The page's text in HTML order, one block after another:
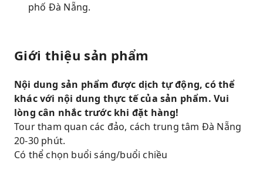
phố Đà Nẵng.
Giới thiệu sản phẩm
Nội dung sản phẩm được dịch tự động, có thể
khác với nội dung thực tế của sản phẩm. Vui
lòng cân nhắc trước khi đặt hàng!
Tour tham quan các đảo, cách trung tâm Đà Nẵng
20-30 phút.
Có thể chọn buổi sáng/buổi chiều